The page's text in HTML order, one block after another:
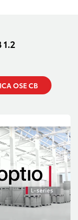
1.2
OSE CB